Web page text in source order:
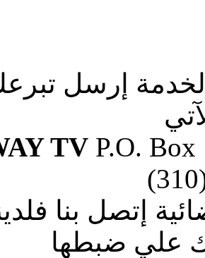
إرسل
TVP.O. Box
إتصل بنا
علي ضبطها